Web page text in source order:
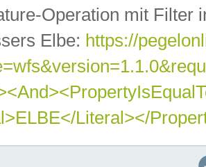
Operation mit Filter
Elbe: https://
Literal></